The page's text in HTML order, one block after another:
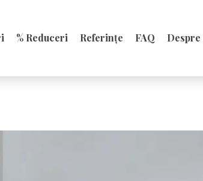
% Reduceri Referințe FAQ